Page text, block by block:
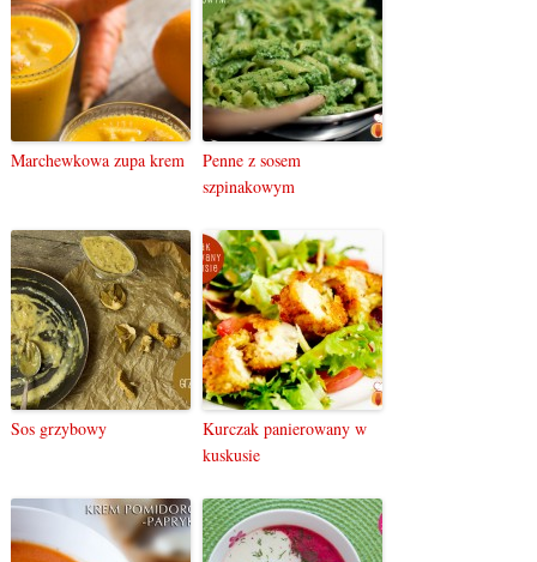
Marchewkowa zupa krem
Penne z sosem
szpinakowym
Sos grzybowy
Kurczak panierowany w
kuskusie